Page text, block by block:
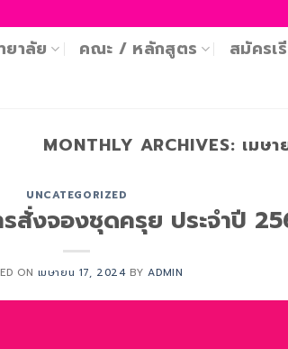
ยาลัย คณะ / หลักสูตร สมัครเ
MONTHLY ARCHIVES: เมษ
UNCATEGORIZED
สั่งจองชุดครุย ประจำปี
ON เมษายน 17, 2024 BYADMIN